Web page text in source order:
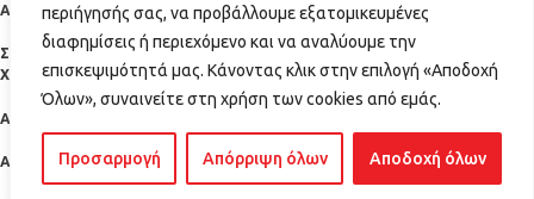
περιήγησής σας, να προβάλλουμε εξατομικευμένες
διαφημίσεις ή περιεχόμενο και να αναλύουμε την
επισκεψιμότητά μας. Κάνοντας κλικ στην επιλογή «Αποδοχή
Όλων», συναινείτε στη χρήση των cookies από εμάς.
Προσαρμογή Απόρριψη όλων Αποδοχή όλων
Αποστολές - Πληρωμές
Σύνδεση/Εγγραφή Προστασία Προσωπικών Δεδομένων Όροι
ΧρήσηςΈντυπο Εγγύησης ΣΕΕΜΕ
Ακυρώσεις – Επιστροφές
Ασφάλεια Συναλλαγών